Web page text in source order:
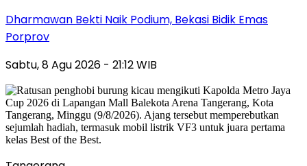
Dharmawan Bekti Naik Podium, Bekasi Bidik Emas
Porprov
Sabtu, 8 Agu 2026 - 21:12 WIB